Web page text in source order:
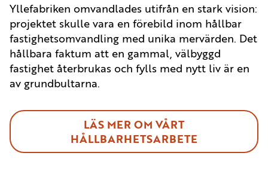
Yllefabriken omvandlades utifrån en stark vision:
projektet skulle vara en förebild inom hållbar
fastighetsomvandling med unika mervärden. Det
hållbara faktum att en gammal, välbyggd
fastighet återbrukas och fylls med nytt liv är en
av grundbultarna.
LÄS MER OM VÅRT
HÅLLBARHETSARBETE